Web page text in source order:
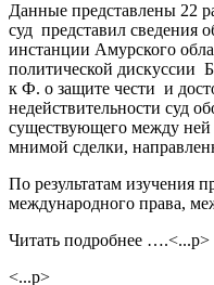
Данные представлены 22
суд представил сведения
инстанции Амурского
политической дискуссии
к Ф. о защите чести и
недействительности суд
существующего между ней
мнимой сделки,
По результатам изучения
международного права,
Читать подробнее ….<...p>
<...p>